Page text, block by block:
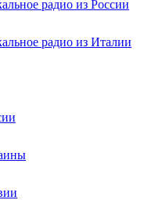
радио из России
радио из Италии